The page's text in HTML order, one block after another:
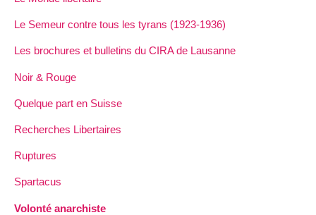
Le Semeur contre tous les tyrans (1923-1936)
Les brochures et bulletins du CIRA de Lausanne
Noir & Rouge
Quelque part en Suisse
Recherches Libertaires
Ruptures
Spartacus
Volonté anarchiste